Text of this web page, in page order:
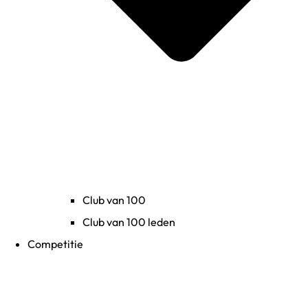
Club van 100
Club van 100 leden
Competitie